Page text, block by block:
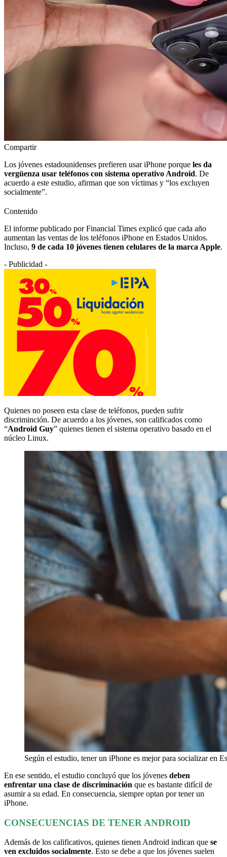
Compartir
Los jóvenes estadounidenses prefieren usar iPhone porque les da
vergüenza usar teléfonos con sistema operativo Android. De
acuerdo a este estudio, afirman que son víctimas y “los excluyen
socialmente”.
Contenido
El informe publicado por Financial Times explicó que cada año
aumentan las ventas de los teléfonos iPhone en Estados Unidos.
Incluso, 9 de cada 10 jóvenes tienen celulares de la marca Apple.
- Publicidad -
Quienes no poseen esta clase de teléfonos, pueden sufrir
discriminción. De acuerdo a los jóvenes, son calificados como
“Android Guy” quienes tienen el sistema operativo basado en el
núcleo Linux.
Según el estudio, tener un iPhone es mejor para socializar en
En ese sentido, el estudio concluyó que los jóvenes deben
enfrentar una clase de discriminación que es bastante difícil de
asumir a su edad. En consecuencia, siempre optan por tener un
iPhone.
CONSECUENCIAS DE TENER ANDROID
Además de los calificativos, quienes tienen Android indican que se
ven excluidos socialmente. Esto se debe a que los jóvenes suelen